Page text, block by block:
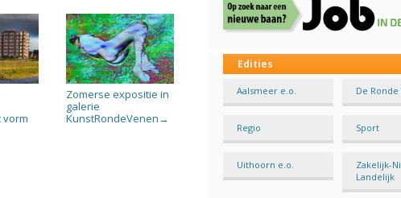
vorm
Zomerse expositie in
galerie
KunstRondeVenen →
Edities
Aalsmeer e.o. De
Regio Sport
Uithoorn e.o.
Zakelijk-
Landelijk